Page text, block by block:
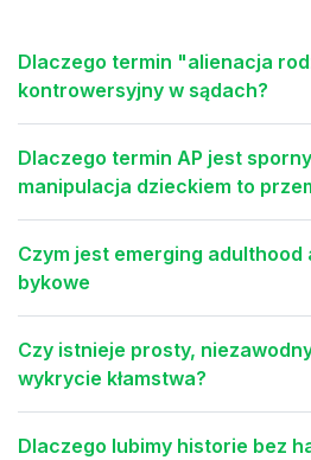
Dlaczego termin "alienacja
kontrowersyjny w sądach?
Dlaczego termin AP jest
manipulacja dzieckiem to
Czym jest emerging adulthood
bykowe
Czy istnieje prosty,
wykrycie kłamstwa?
Dlaczego lubimy historie bez